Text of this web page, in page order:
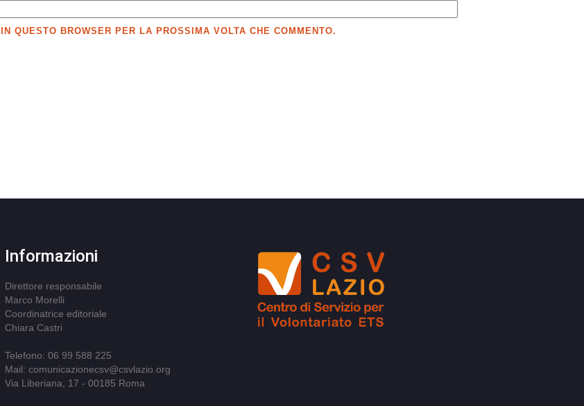
QUESTO BROWSER PER LA PROSSIMA VOLTA CHE COMMENTO.
Informazioni
Direttore responsabile
Marco Morelli
Coordinatrice editoriale
Chiara Castri
Telefono: 06 99 588 225
Mail: comunicazionecsv@csvlazio.org
Via Liberiana, 17 - 00185 Roma